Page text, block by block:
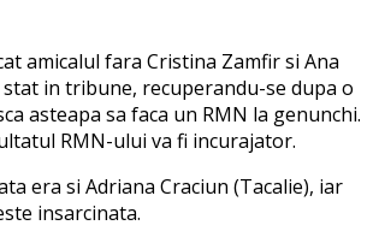
amicalul fara Cristina Zamfir si Ana
stat in tribune, recuperandu-se dupa o
asteapa sa faca un RMN la genunchi.
RMN-ului va fi incurajator.
era si Adriana Craciun (Tacalie), iar
insarcinata.